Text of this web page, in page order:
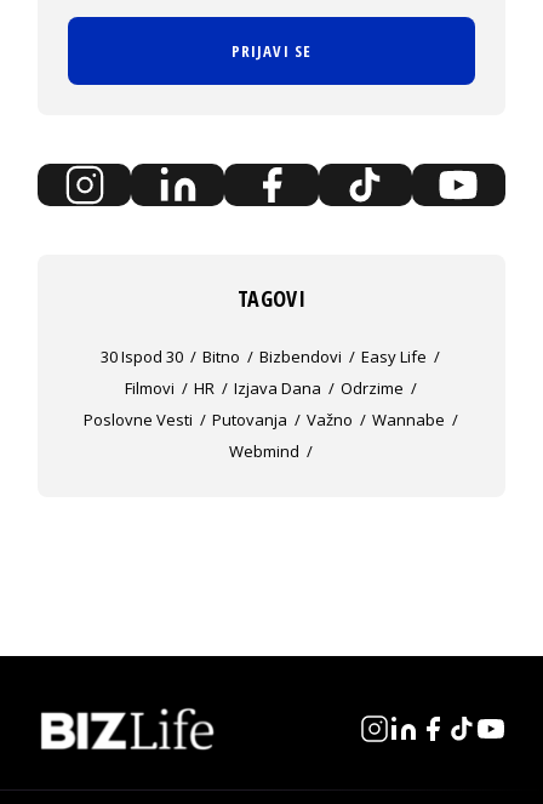
PRIJAVI SE
TAGOVI
30 Ispod 30 Bitno Bizbendovi
Easy Life
Filmovi
HR Izjava Dana
Odrzime
Poslovne Vesti
Putovanja Važno
Wannabe
Webmind